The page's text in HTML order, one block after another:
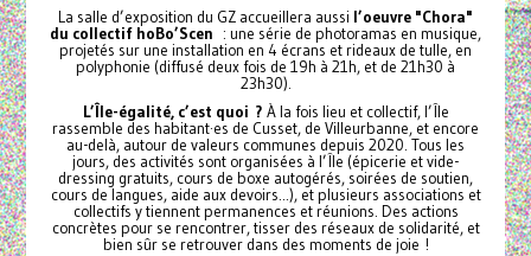
La salle d’exposition du GZ accueillera aussi l’oeuvre "Chora"
du collectif hoBo’Scen : une série de photoramas en musique,
projetés sur une installation en 4 écrans et rideaux de tulle, en
polyphonie (diffusé deux fois de 19h à 21h, et de 21h30 à
23h30).
L’Île-égalité, c’est quoi ? À la fois lieu et collectif, l’Île
rassemble des habitant·es de Cusset, de Villeurbanne, et encore
au-delà, autour de valeurs communes depuis 2020. Tous les
jours, des activités sont organisées à l’Île (épicerie et vide-
dressing gratuits, cours de boxe autogérés, soirées de soutien,
cours de langues, aide aux devoirs...), et plusieurs associations et
collectifs y tiennent permanences et réunions. Des actions
concrètes pour se rencontrer, tisser des réseaux de solidarité, et
bien sûr se retrouver dans des moments de joie !